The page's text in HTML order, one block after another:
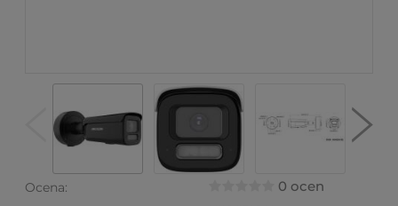
Ocena: 0 ocen